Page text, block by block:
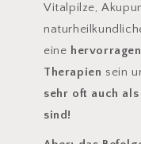
Vitalpilze,
eine
Therapien sein
sehr oft auch
sind!